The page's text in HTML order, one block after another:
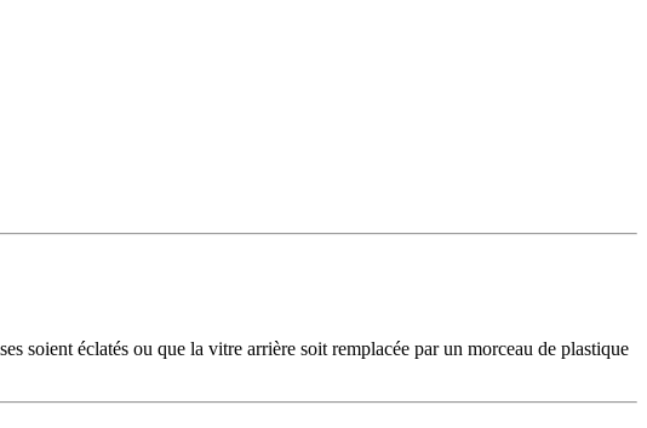
soient éclatés ou que la vitre arrière soit remplacée par un morceau de plastique